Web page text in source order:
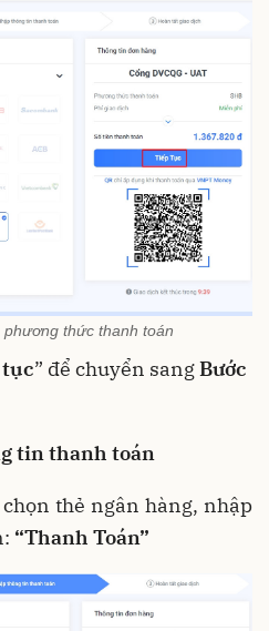
thức thanh toán
” để chuyển sangBước
tin thanh toán
thẻ ngân hàng, nhập
“Thanh Toán”